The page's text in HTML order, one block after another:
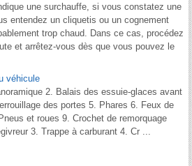
une surchauffe, si vous constatez une
entendez un cliquetis ou un cognement
trop chaud. Dans ce cas, procédez
et arrêtez-vous dès que vous pouvez le
véhicule
2. Balais des essuie-glaces avant
des portes 5. Phares 6. Feux de
et roues 9. Crochet de remorquage
3. Trappe à carburant 4. Cr ...